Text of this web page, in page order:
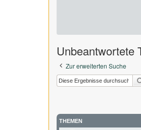
Unbeantwortete
Zur erweiterten Suche
THEMEN